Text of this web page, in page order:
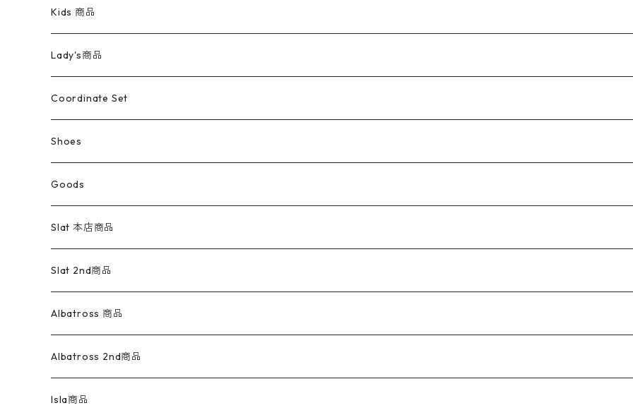
コート
ナイロンジャケット
レザー
長袖シャツ
セーター・カーディガン
デニムパンツ
ミリタリーパンツ
スラックス
オーバーオール・つなぎ
レディース
アウター
トップス
キッズ
アウター
トップス
ライフスタイル雑貨
ラグ・ブランケット
ブランド
ラルフローレン
リーバイス
REVERSE WEAVE
Pants
Shirts
Ladies
Sweater
Goods
Military
ミリタリージャケット
スウィングトップ
アウトドアナイロンジャケット
スポーツナイロンジャケット
ワークジャケット
テーラードジャケット
ウールジャケット
ダウンジャケット
レザージャケット
Otherジャケット
長袖シャツ
ブランドシャツ
ストライプシャツ
柄シャツ
ワークシャツ
半袖シャツ
ポロシャツ
スウェット・パーカ
プリントスウェット
ロゴスウェット
ベスト
セーター・カーディガン
アランセーター
ウールセーター
フリース
デニムパンツ
501,505
バギーズデニム
ミリタリーパンツ
チノパンツ
イージーパンツ
スラックス
ワークパンツ
コーデュロイパンツ
オーバーオール・つなぎ
ショーツ
Otherパンツ
Kids 商品
Vintage
Tops
Pants
Tops
Pants
Lady's商品
Tシャツ
ブラウス／シャツ／デザイントップス
長袖
半袖
ベスト／キャミソール
スウェット
ニット
ジャケット
スカート
パンツ(w30以下)
Coordinate Set
Shoes
22cm以下
22.5cm
23cm
23.5cm
24cm
24.5cm
Goods
バンダナ
Slat 本店商品
Outer
Tee
Shirts
S/S Shirts
Sweat Shirts
Slat 2nd商品
アウター
ハンティングジャケット
アウトドアジャケット
長袖シャツ
アウトドアシャツ
半袖シャツ
Albatross 商品
Vintage sweater
Outer
Albatross 2nd商品
70sアイテム
Isla商品